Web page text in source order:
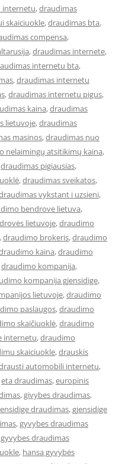
internetu,draudimas
skaiciuokle,draudimas bta,
compensa,
,draudimas internete,
internetu bta,
,draudimas internetu
,draudimas internetu pigus,
kaina,draudimas
lietuvoje,draudimas
masinos,draudimas nuo
nelaimingų atsitikimų kaina,
draudimas pigiausias,
,draudimas sveikatos,
vykstant i uzsieni,
bendrove lietuva,
lietuvoje,draudimo
,draudimo brokeris,draudimo
kaina,draudimo
draudimo kompanija,
kompanija gjensidige,
lietuvoje,draudimo
paslaugos,draudimo
skaičiuoklė,draudimo
internetu,draudimo
skaiciuokle,drauskis
automobili internetu,
eta draudimas,europinis
,givybes draudimas,
draudimas,gjensidige
,gyvybes draudimas
gyvybes draudimas
, hansa gyvybės